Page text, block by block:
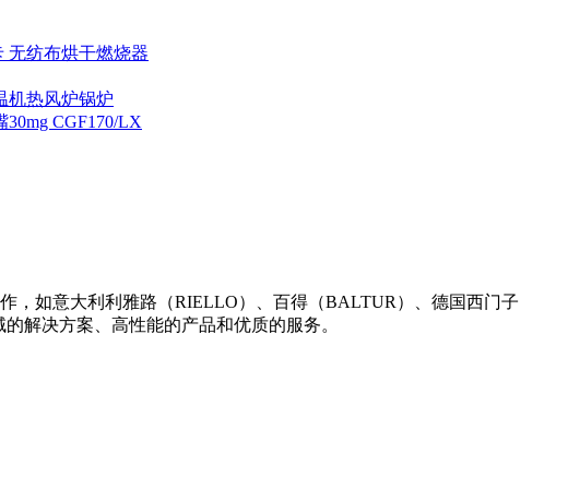
无纺布烘干燃烧器
机热风炉锅炉
CGF170/LX
，如意大利利雅路（RIELLO）、百得（BALTUR）、德国西门子
解决方案、高性能的产品和优质的服务。